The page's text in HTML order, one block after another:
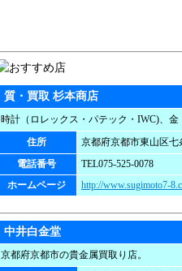
質・買取 杉本商店
時計（ロレックス・パテック・IWC)、
住所
京都府京都市東山区七
電話番号
TEL075-525-0078
ホームページ
http://www.sugimoto7-
中井白金堂
京都府京都市の貴金属買取り店。